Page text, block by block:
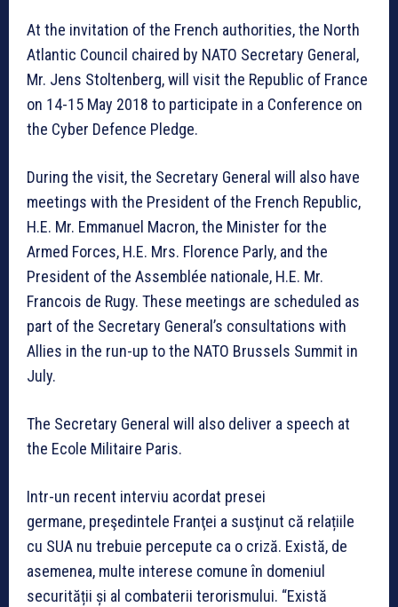
At the invitation of the French authorities, the North
Atlantic Council chaired by NATO Secretary General,
Mr. Jens Stoltenberg, will visit the Republic of France
on 14-15 May 2018 to participate in a Conference on
the Cyber Defence Pledge.
During the visit, the Secretary General will also have
meetings with the President of the French Republic,
H.E. Mr. Emmanuel Macron, the Minister for the
Armed Forces, H.E. Mrs. Florence Parly, and the
President of the Assemblée nationale, H.E. Mr.
Francois de Rugy. These meetings are scheduled as
part of the Secretary General’s consultations with
Allies in the run-up to the NATO Brussels Summit in
July.
The Secretary General will also deliver a speech at
the Ecole Militaire Paris.
Intr-un recent interviu acordat presei
germane, preşedintele Franţei a susţinut că relațiile
cu SUA nu trebuie percepute ca o criză. Există, de
asemenea, multe interese comune în domeniul
securității și al combaterii terorismului. “Există